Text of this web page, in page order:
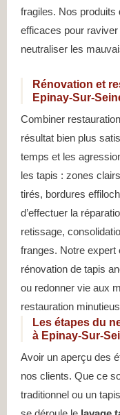
fragiles. Nos produits
efficaces pour
neutraliser les
Rénovation et
Epinay-Sur-
Combiner
résultat bien plus
temps et les
les tapis : zones
tirés, bordures
d’effectuer la
retissage,
franges. Notre expert
rénovation de tapis
ou redonner vie aux
restauration
Les étapes du
à Epinay-Sur-
Avoir un aperçu des
nos clients. Que ce
traditionnel ou un